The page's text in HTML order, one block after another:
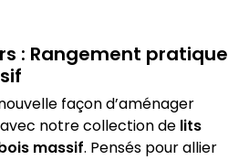
: Rangement pratique
façon d’aménager
notre collection de lits
massif. Pensés pour allier